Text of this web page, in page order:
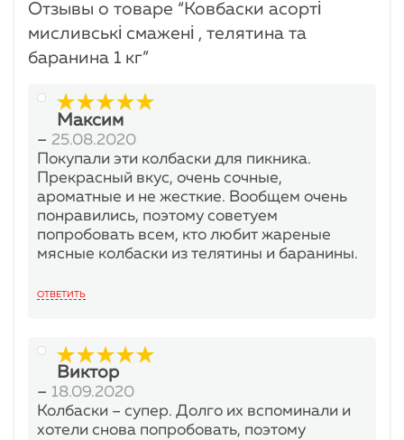
Отзывы о товаре “ Ковбаски асорті
мисливські смажені , телятина та
баранина 1 кг”
5з 5
Максим
– 25.08.2020
Покупали эти колбаски для пикника.
Прекрасный вкус, очень сочные,
ароматные и не жесткие. Вообщем очень
понравились, поэтому советуем
попробовать всем, кто любит жареные
мясные колбаски из телятины и баранины.
ОТВЕТИТЬ
5з 5
Виктор
– 18.09.2020
Колбаски – супер. Долго их вспоминали и
хотели снова попробовать, поэтому